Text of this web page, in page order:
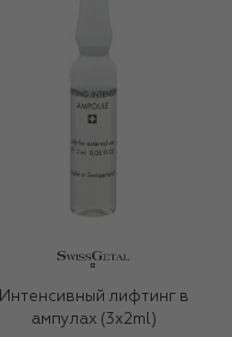
Интенсивный лифтинг в
ампулах (3x2ml)